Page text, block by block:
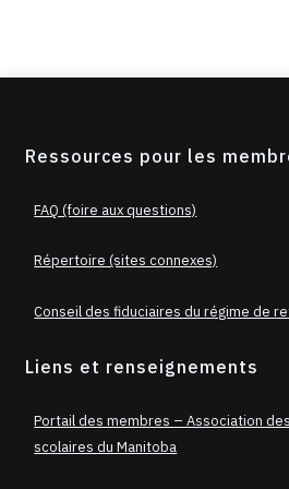
Ressources pour les
FAQ (foire aux questions)
Répertoire (sites connexes)
Conseil des fiduciaires du régime de
Liens et renseignements
Portail des membres – Association
scolaires du Manitoba